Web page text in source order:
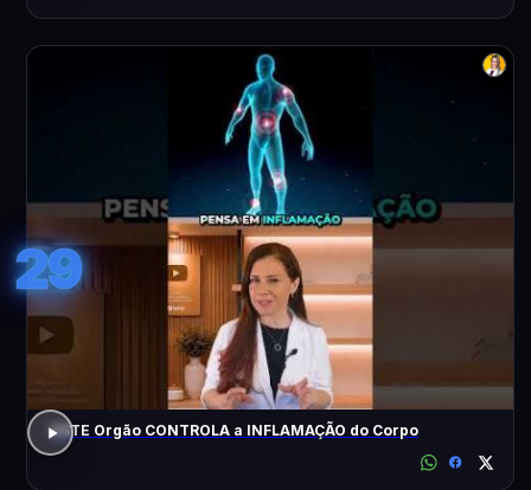
29
ESTE Orgão CONTROLA a INFLAMAÇÃO do Corpo